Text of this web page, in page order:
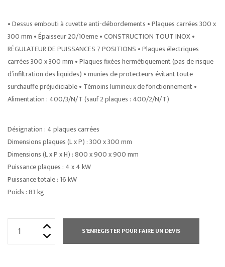
• Dessus embouti à cuvette anti-débordements • Plaques carrées 300 x
300 mm • Épaisseur 20/10eme • CONSTRUCTION TOUT INOX •
RÉGULATEUR DE PUISSANCES 7 POSITIONS • Plaques électriques
carrées 300 x 300 mm • Plaques fixées hermétiquement (pas de risque
d’infiltration des liquides) • munies de protecteurs évitant toute
surchauffe préjudiciable • Témoins lumineux de fonctionnement •
Alimentation : 400/3/N/T (sauf 2 plaques : 400/2/N/T)
Désignation : 4 plaques carrées
Dimensions plaques (L x P) : 300 x 300 mm
Dimensions (L x P x H) : 800 x 900 x 900 mm
Puissance plaques : 4 x 4 kW
Puissance totale : 16 kW
Poids : 83 kg
S'ENREGISTER POUR FAIRE UN DEVIS